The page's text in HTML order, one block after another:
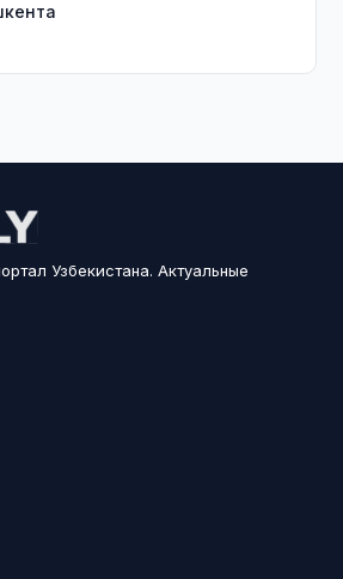
Узбекистана. Актуальные